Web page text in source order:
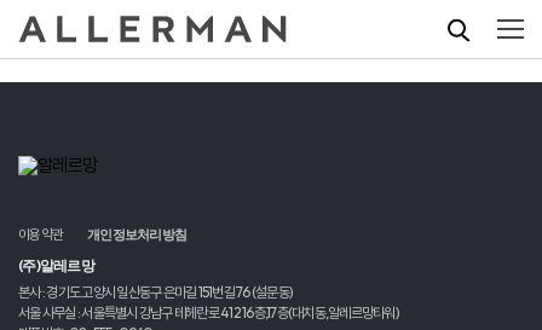
이용약관 개인정보처리방침
(주)알레르망
본사 : 경기도 고양시 일산동구 은마길 151번길 76 (설문동)
서울 사무실 : 서울특별시 강남구 테헤란로 412 16층,17층(대치동,알레르망타워)